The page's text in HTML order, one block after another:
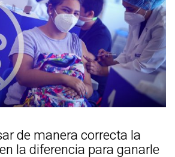
de manera correcta la
la diferencia para ganarle